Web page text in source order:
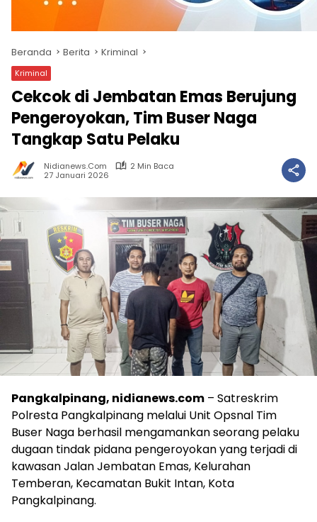
Beranda Berita Kriminal
Kriminal
Cekcok di Jembatan Emas Berujung
Pengeroyokan, Tim Buser Naga
Tangkap Satu Pelaku
Nidianews.com
2 Min Baca
27 Januari 2026
Pangkalpinang, nidianews.com – Satreskrim
Polresta Pangkalpinang melalui Unit Opsnal Tim
Buser Naga berhasil mengamankan seorang pelaku
dugaan tindak pidana pengeroyokan yang terjadi di
kawasan Jalan Jembatan Emas, Kelurahan
Temberan, Kecamatan Bukit Intan, Kota
Pangkalpinang.